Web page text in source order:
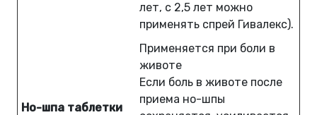
лет, с 2,5 лет можно
применять спрей Гивалекс).
Но-шпа таблетки
Применяется при боли в
животе
Если боль в животе после
приема но-шпы